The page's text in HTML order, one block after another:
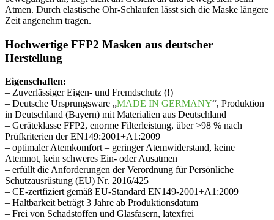
Atmen. Durch elastische Ohr-Schlaufen lässt sich die Maske längere
Zeit angenehm tragen.
Hochwertige FFP2 Masken aus deutscher
Herstellung
Eigenschaften:
– Zuverlässiger Eigen- und Fremdschutz (!)
– Deutsche Ursprungsware „MADE IN GERMANY“, Produktion
in Deutschland (Bayern) mit Materialien aus Deutschland
– Geräteklasse FFP2, enorme Filterleistung, über >98 % nach
Prüfkriterien der EN149:2001+A1:2009
– optimaler Atemkomfort – geringer Atemwiderstand, keine
Atemnot, kein schweres Ein- oder Ausatmen
– erfüllt die Anforderungen der Verordnung für Persönliche
Schutzausrüstung (EU) Nr. 2016/425
– CE-zertfiziert gemäß EU-Standard EN149-2001+A1:2009
– Haltbarkeit beträgt 3 Jahre ab Produktionsdatum
– Frei von Schadstoffen und Glasfasern, latexfrei